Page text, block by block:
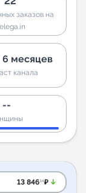
заказов на
6 месяцев
канала
--
13 846.14₽ arrow_downward_alt